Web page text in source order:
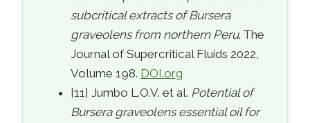
subcritical extracts of Bursera
graveolens from northern Peru. The
Journal of Supercritical Fluids 2022,
Volume 198. DOI.org
[11] Jumbo L.O.V. et al. Potential of
Bursera graveolens essential oil for